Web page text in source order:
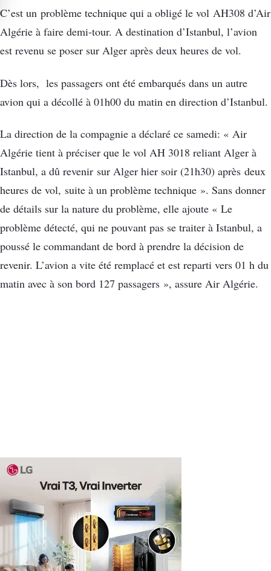
C’est un problème technique qui a obligé le vol AH308 d’Air
Algérie à faire demi-tour. A destination d’Istanbul, l’avion
est revenu se poser sur Alger après deux heures de vol.
Dès lors, les passagers ont été embarqués dans un autre
avion qui a décollé à 01h00 du matin en direction d’Istanbul.
La direction de la compagnie a déclaré ce samedi: « Air
Algérie tient à préciser que le vol AH 3018 reliant Alger à
Istanbul, a dû revenir sur Alger hier soir (21h30) après deux
heures de vol, suite à un problème technique ». Sans donner
de détails sur la nature du problème, elle ajoute « Le
problème détecté, qui ne pouvant pas se traiter à Istanbul, a
poussé le commandant de bord à prendre la décision de
revenir. L’avion a vite été remplacé et est reparti vers 01 h du
matin avec à son bord 127 passagers », assure Air Algérie.